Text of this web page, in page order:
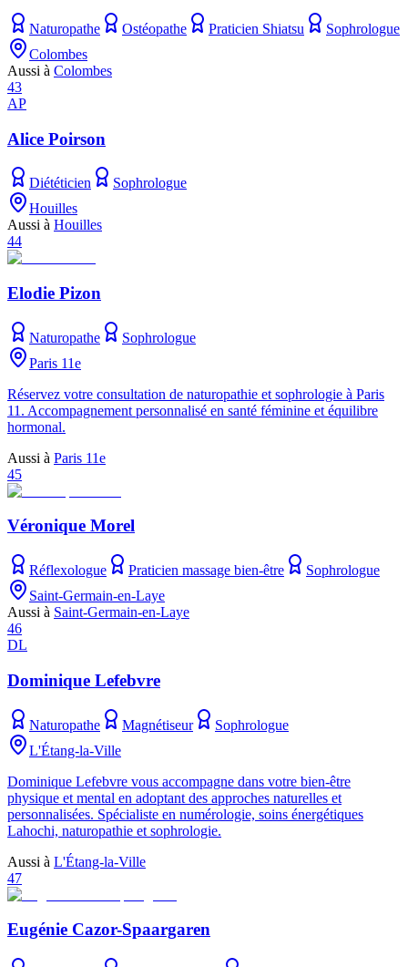
Naturopathe Ostéopathe Praticien Shiatsu
Sophrologue
Colombes
Aussi à Colombes
43
AP
Alice Poirson
Diététicien
Sophrologue
Houilles
Aussi à Houilles
44
Elodie Pizon
Naturopathe
Sophrologue
Paris 11e
Réservez votre consultation de naturopathie et sophrologie à Paris
11. Accompagnement personnalisé en santé féminine et équilibre
hormonal.
Aussi à Paris 11e
45
Véronique Morel
Réflexologue Praticien massage bien-être
Sophrologue
Saint-Germain-en-Laye
Aussi à Saint-Germain-en-Laye
46
DL
Dominique Lefebvre
Naturopathe Magnétiseur
Sophrologue
L'Étang-la-Ville
Dominique Lefebvre vous accompagne dans votre bien-être
physique et mental en adoptant des approches naturelles et
personnalisées. Spécialiste en numérologie, soins énergétiques
Lahochi, naturopathie et sophrologie.
Aussi à L'Étang-la-Ville
47
Eugénie Cazor-Spaargaren